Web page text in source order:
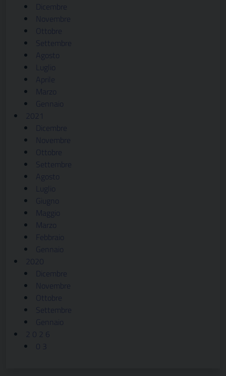
Dicembre
Novembre
Ottobre
Settembre
Agosto
Luglio
Aprile
Marzo
Gennaio
2021
Dicembre
Novembre
Ottobre
Settembre
Agosto
Luglio
Giugno
Maggio
Marzo
Febbraio
Gennaio
2020
Dicembre
Novembre
Ottobre
Settembre
Gennaio
2 0 2 6
0 3